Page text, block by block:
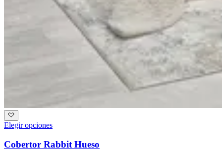
Elegir opciones
Cobertor Rabbit Hueso